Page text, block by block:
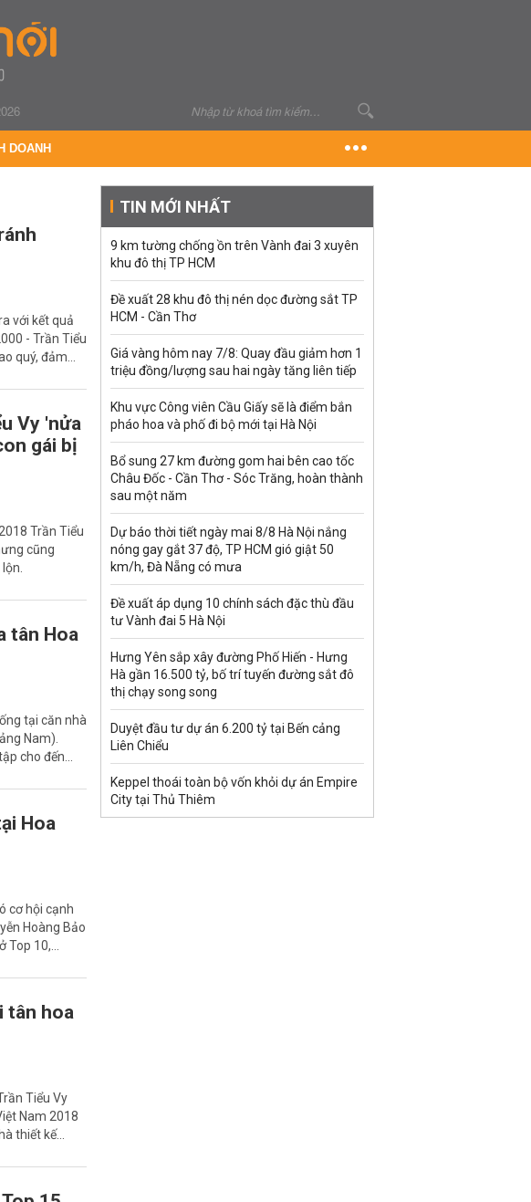
DOANH
với kết quả
- Trần Tiểu
quý, đảm...
Vy 'nửa
gái bị
Trần Tiểu
cũng
tân Hoa
tại căn nhà
Nam).
cho đến...
Hoa
cơ hội cạnh
Hoàng Bảo
10,...
tân hoa
Tiểu Vy
Nam 2018
thiết kế...
TIN MỚI NHẤT
9 km tường chống ồn trên Vành đai 3 xuyên
khu đô thị TP HCM
Đề xuất 28 khu đô thị nén dọc đường sắt TP
HCM - Cần Thơ
Giá vàng hôm nay 7/8: Quay đầu giảm hơn 1
triệu đồng/lượng sau hai ngày tăng liên tiếp
Khu vực Công viên Cầu Giấy sẽ là điểm bắn
pháo hoa và phố đi bộ mới tại Hà Nội
Bổ sung 27 km đường gom hai bên cao tốc
Châu Đốc - Cần Thơ - Sóc Trăng, hoàn thành
sau một năm
Dự báo thời tiết ngày mai 8/8 Hà Nội nắng
nóng gay gắt 37 độ, TP HCM gió giật 50
km/h, Đà Nẵng có mưa
Đề xuất áp dụng 10 chính sách đặc thù đầu
tư Vành đai 5 Hà Nội
Hưng Yên sắp xây đường Phố Hiến - Hưng
Hà gần 16.500 tỷ, bố trí tuyến đường sắt đô
thị chạy song song
Duyệt đầu tư dự án 6.200 tỷ tại Bến cảng
Liên Chiểu
Keppel thoái toàn bộ vốn khỏi dự án Empire
City tại Thủ Thiêm